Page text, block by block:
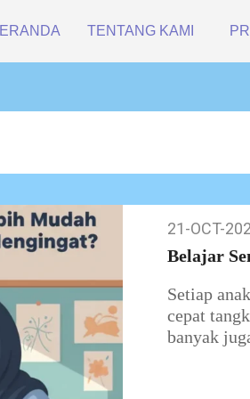
TENTANG KAMI
Oct-
21-OCT-
Belajar
Setiap
cepat
banyak